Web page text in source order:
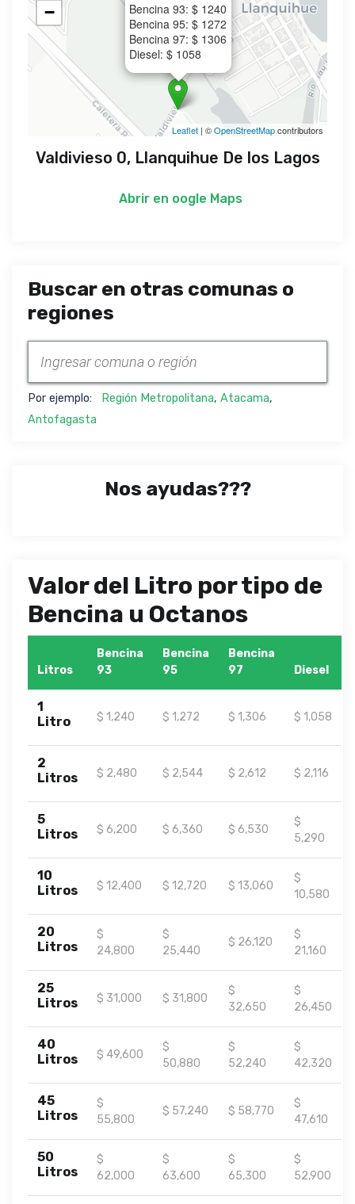
Bencina 93: $ 1240
Bencina 95: $ 1272
Bencina 97: $ 1306
Diesel: $ 1058
−
Leaflet | ©OpenStreetMapcontributors
Valdivieso 0, Llanquihue De los Lagos
Abrir en oogle Maps
Buscar en otras comunas o
regiones
Por ejemplo: Región Metropolitana, Atacama,
Antofagasta
Nos ayudas???
Valor del Litro por tipo de
Bencina u Octanos
Litros
Bencina
93
Bencina
95
Bencina
97
Diesel
1
Litro
$ 1,240 $ 1,272 $ 1,306 $ 1,058
2
Litros
$ 2,480 $ 2,544 $ 2,612 $ 2,116
5
Litros
$ 6,200 $ 6,360 $ 6,530
$
5,290
10
Litros
$ 12,400 $ 12,720 $ 13,060
$
10,580
20
Litros
$
24,800
$
25,440
$ 26,120
$
21,160
25
Litros
$ 31,000 $ 31,800
$
32,650
$
26,450
40
Litros
$ 49,600
$
50,880
$
52,240
$
42,320
45
Litros
$
55,800
$ 57,240 $ 58,770
$
47,610
50
Litros
$
62,000
$
63,600
$
65,300
$
52,900